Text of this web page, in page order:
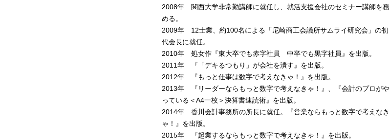
2008年 関西大学非常勤講師に就任し、就活支援会社のセミナー講師を務
める。
2009年 12士業、約100名による「尼崎商工会議所サムライ研究会」の初
代会長に就任。
2010年 処女作『東大卒でも赤字社員 中卒でも黒字社員』を出版。
2011年 『「デキるつもり」が会社を潰す』を出版。
2012年 『もっと仕事は数字で考えなきゃ！』を出版。
2013年 『リーダーならもっと数字で考えなきゃ！』、『会計のプロがや
っている＜A4一枚＞決算書速読術』を出版。
2014年 香川会計事務所の所長に就任。『営業ならもっと数字で考えなき
ゃ！』を出版。
2015年 『起業するならもっと数字で考えなきゃ！』を出版。